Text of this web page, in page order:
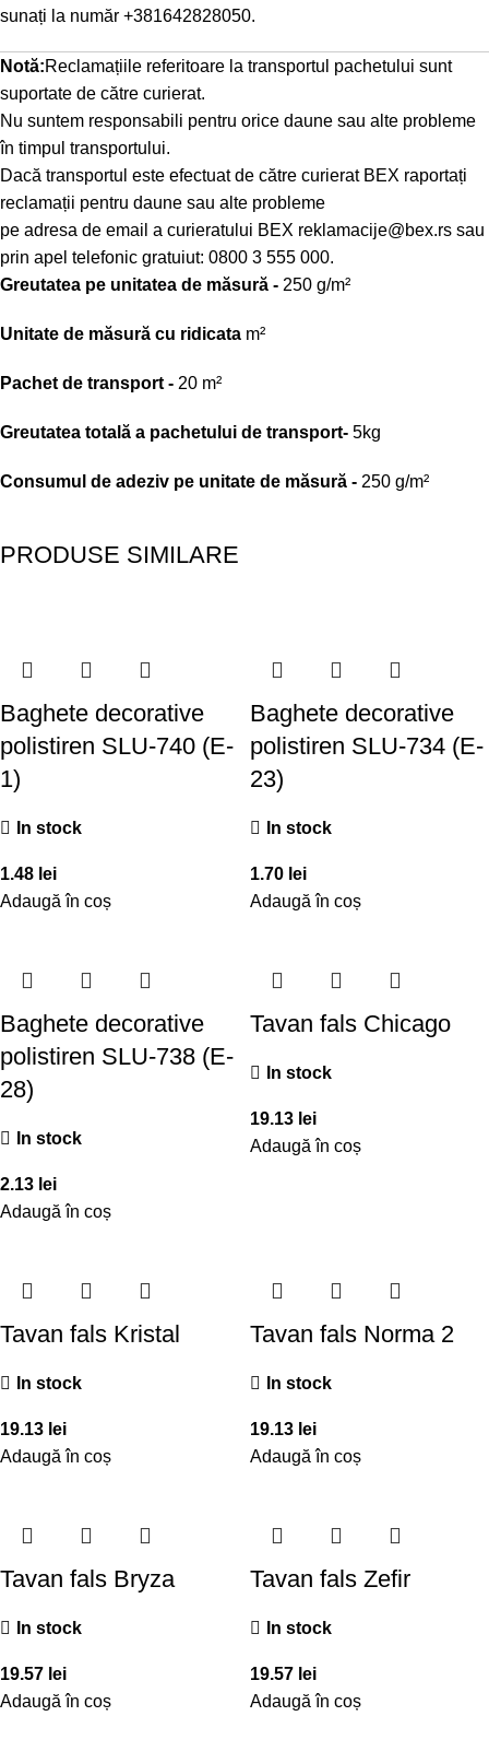
sunați la număr +381642828050.
Notă:Reclamațiile referitoare la transportul pachetului sunt
suportate de către curierat.
Nu suntem responsabili pentru orice daune sau alte probleme
în timpul transportului.
Dacă transportul este efectuat de către curierat BEX raportați
reclamații pentru daune sau alte probleme
pe adresa de email a curieratului BEX reklamacije@bex.rs sau
prin apel telefonic gratuiut: 0800 3 555 000.
Greutatea pe unitatea de măsură - 250 g/m²
Unitate de măsură cu ridicata m²
Pachet de transport - 20 m²
Greutatea totală a pachetului de transport- 5kg
Consumul de adeziv pe unitate de măsură - 250 g/m²
PRODUSE SIMILARE
Baghete decorative
polistiren SLU-740 (E-
1)
In stock
1.48 lei
Adaugă în coș
Baghete decorative
polistiren SLU-734 (E-
23)
In stock
1.70 lei
Adaugă în coș
Baghete decorative
polistiren SLU-738 (E-
28)
In stock
2.13 lei
Adaugă în coș
Tavan fals Chicago
In stock
19.13 lei
Adaugă în coș
Tavan fals Kristal
In stock
19.13 lei
Adaugă în coș
Tavan fals Norma 2
In stock
19.13 lei
Adaugă în coș
Tavan fals Bryza
In stock
19.57 lei
Adaugă în coș
Tavan fals Zefir
In stock
19.57 lei
Adaugă în coș